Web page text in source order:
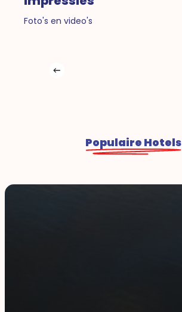
Foto's en video's
Populaire Hotels